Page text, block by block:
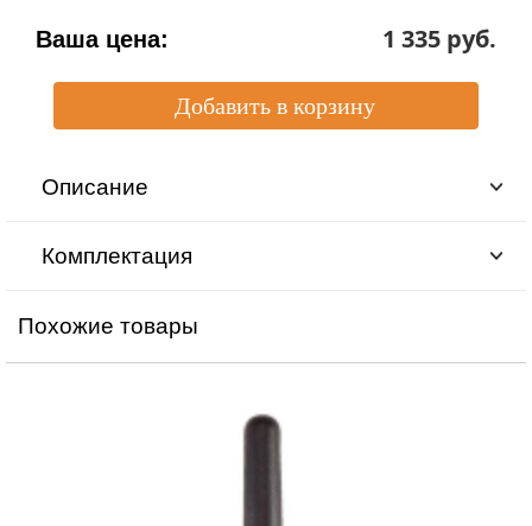
Ваша цена: 1 335 pуб.
Описание
Комплектация
Похожие товары